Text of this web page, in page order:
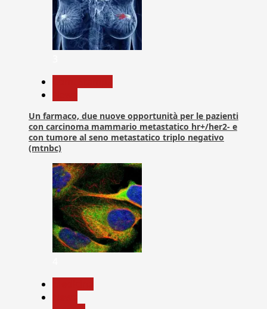
Un farmaco, due nuove opportunità per le pazienti
con carcinoma mammario metastatico hr+/her2- e
con tumore al seno metastatico triplo negativo
(mtnbc)